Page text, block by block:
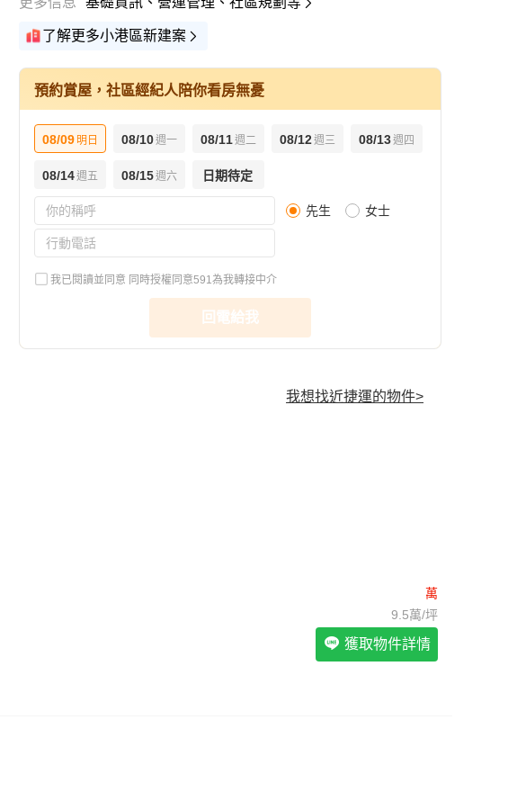
了解更多小港區新建案
預約賞屋，社區經紀人陪你看房無憂
08/09 明日 08/10週一 08/11週二 08/12週三 08/13週四
08/14週五 08/15週六 日期待定
先生 女士
我已閱讀並同意 同時授權同意591為我轉接中介
回電給我
我想找近捷運的物件>
萬
9.5萬/坪
獲取物件詳情